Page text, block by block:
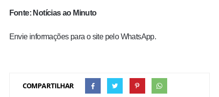
Fonte: Notícias ao Minuto
Envie informações para o site pelo WhatsApp.
COMPARTILHAR